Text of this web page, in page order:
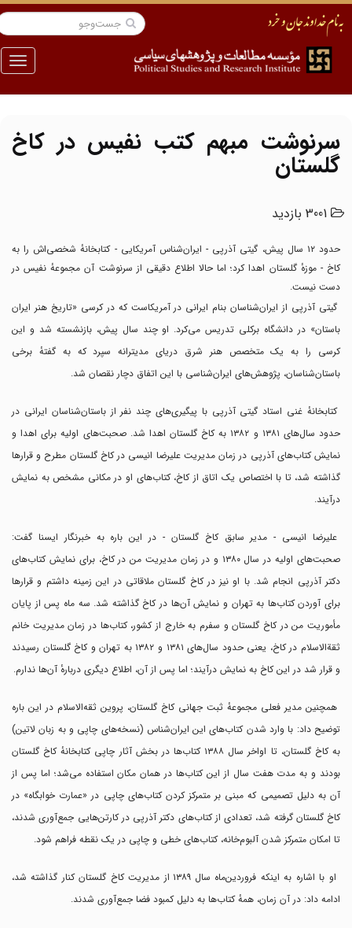
منو
سرنوشت مبهم کتب نفیس در کاخ
گلستان
3001 بازدید
حدود ۱۲ سال پیش، گیتی آذرپی - ایران‌شناس آمریکایی - کتابخانهٔ شخصی‌اش را به
کاخ - موزهٔ گلستان اهدا کرد؛ اما حالا اطلاع دقیقی از سرنوشت آن مجموعهٔ نفیس در
دست نیست.
گیتی آذرپی از ایران‌شناسان بنام ایرانی در آمریکاست که در کرسی «تاریخ هنر ایران
باستان» در دانشگاه برکلی تدریس می‌کرد. او چند سال پیش، بازنشسته شد و این
کرسی را به یک متخصص هنر شرق دریای مدیترانه سپرد که به گفتهٔ برخی
باستان‌شناسان، پژوهش‌های ایران‌شناسی با این اتفاق دچار نقصان شد.
کتابخانهٔ غنی استاد گیتی آذرپی با پیگیری‌های چند نفر از باستان‌شناسان ایرانی در
حدود سال‌های ۱۳۸۱ و ۱۳۸۲ به کاخ گلستان اهدا شد. صحبت‌های اولیه برای اهدا و
نمایش کتاب‌های آذرپی در زمان مدیریت علیرضا انیسی در کاخ گلستان مطرح و قرار‌ها
گذاشته شد، تا با اختصاص یک اتاق از کاخ، کتاب‌های او در مکانی مشخص به نمایش
درآیند.
علیرضا انیسی - مدیر سابق کاخ گلستان - در این باره به خبرنگار ایسنا گفت:
صحبت‌های اولیه در سال ۱۳۸۰ و در زمان مدیریت من در کاخ، برای نمایش کتاب‌های
دکتر آذرپی انجام شد. با او نیز در کاخ گلستان ملاقاتی در این زمینه داشتم و قرار‌ها
برای آوردن کتاب‌ها به تهران و نمایش آن‌ها در کاخ گذاشته شد. سه ماه پس از پایان
مأموریت من در کاخ گلستان و سفرم به خارج از کشور، کتاب‌ها در زمان مدیریت خانم
ثقةالاسلام در کاخ، یعنی حدود سال‌های ۱۳۸۱ و ۱۳۸۲ به تهران و کاخ گلستان رسیدند
و قرار شد در این کاخ به نمایش درآیند؛ اما پس از آن، اطلاع دیگری دربارهٔ آن‌ها ندارم.
همچنین مدیر فعلی مجموعهٔ ثبت جهانی کاخ گلستان، پروین ثقه‌الاسلام در این باره
توضیح داد: با وارد شدن کتاب‌های این ایران‌شناس (نسخه‌های چاپی و به زبان لاتین)
به کاخ گلستان، تا اواخر سال ۱۳۸۸ کتاب‌ها در بخش آثار چاپی کتابخانهٔ کاخ گلستان
بودند و به مدت هفت سال از این کتاب‌ها در‌‌ همان مکان استفاده می‌شد؛ اما پس از
آن به دلیل تصمیمی که مبنی بر متمرکز کردن کتاب‌های چاپی در «عمارت خوابگاه» در
کاخ گلستان گرفته شد، تعدادی از کتاب‌های دکتر آذرپی در کارتن‌هایی جمع‌آوری شدند،
تا امکان متمرکز شدن آلبوم‌خانه، کتاب‌های خطی و چاپی در یک نقطه فراهم شود.
او با اشاره به اینکه فروردین‌ماه سال ۱۳۸۹ از مدیریت کاخ گلستان کنار گذاشته شد،
ادامه داد: در آن زمان، همهٔ کتاب‌ها به دلیل کمبود فضا جمع‌آوری شدند.